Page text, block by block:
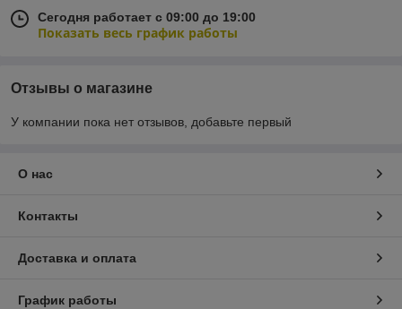
Сегодня работает с 09:00 до 19:00
Показать весь график работы
Отзывы о магазине
У компании пока нет отзывов, добавьте первый
О нас
Контакты
Доставка и оплата
График работы